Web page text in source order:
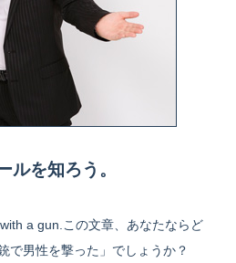
ルを知ろう。
a gun.この文章、あなたならど
で男性を撃った」でしょうか？